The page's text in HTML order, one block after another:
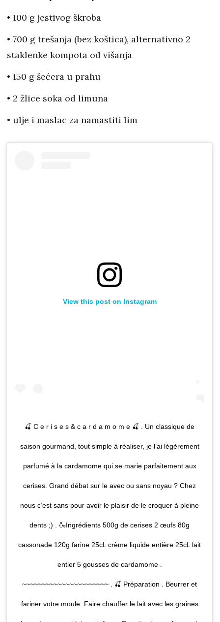
• 100 g jestivog škroba
• 700 g trešanja (bez koštica), alternativno 2
staklenke kompota od višanja
• 150 g šećera u prahu
• 2 žlice soka od limuna
• ulje i maslac za namastiti lim
View this post on Instagram
🍒 C e r i s e s & c a r d a m o m e 🍒 . Un classique de
saison gourmand, tout simple à réaliser, je l’ai légèrement
parfumé à la cardamome qui se marie parfaitement aux
cerises. Grand débat sur le avec ou sans noyau ? Chez
nous c’est sans pour avoir le plaisir de le croquer à pleine
dents ;) . 🍶Ingrédients 500g de cerises 2 œufs 80g
cassonade 120g farine 25cL crème liquide entière 25cL lait
entier 5 gousses de cardamome .
~~~~~~~~~~~~~~~~~~~~~~ . 🍒 Préparation . Beurrer et
fariner votre moule. Faire chauffer le lait avec les graines